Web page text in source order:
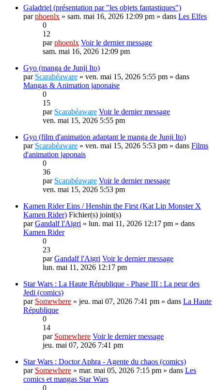
Galadriel (présentation par "les objets fantastiques")
parphoenlx » sam. mai 16, 2026 12:09 pm » dans Les Elfes
0
12
parphoenlx Voir le dernier message
sam. mai 16, 2026 12:09 pm
Gyo (manga de Junji Ito)
par Scarabéaware » ven. mai 15, 2026 5:55 pm » dans
Mangas & Animation japonaise
0
15
par Scarabéaware Voir le dernier message
ven. mai 15, 2026 5:55 pm
Gyo (film d'animation adaptant le manga de Junji Ito)
par Scarabéaware » ven. mai 15, 2026 5:53 pm » dans Films
d'animation japonais
0
36
par Scarabéaware Voir le dernier message
ven. mai 15, 2026 5:53 pm
Kamen Rider Eins / Henshin the First (Kat Lip Monster X
Kamen Rider) Fichier(s) joint(s)
parGandalf l'Aigri » lun. mai 11, 2026 12:17 pm » dans
Kamen Rider
0
23
parGandalf l'Aigri Voir le dernier message
lun. mai 11, 2026 12:17 pm
Star Wars : La Haute République - Phase III : La peur des
Jedi (comics)
par Somewhere » jeu. mai 07, 2026 7:41 pm » dans La Haute
République
0
14
par Somewhere Voir le dernier message
jeu. mai 07, 2026 7:41 pm
Star Wars : Doctor Aphra - Agente du chaos (comics)
par Somewhere » mar. mai 05, 2026 7:15 pm » dans Les
comics et mangas Star Wars
0